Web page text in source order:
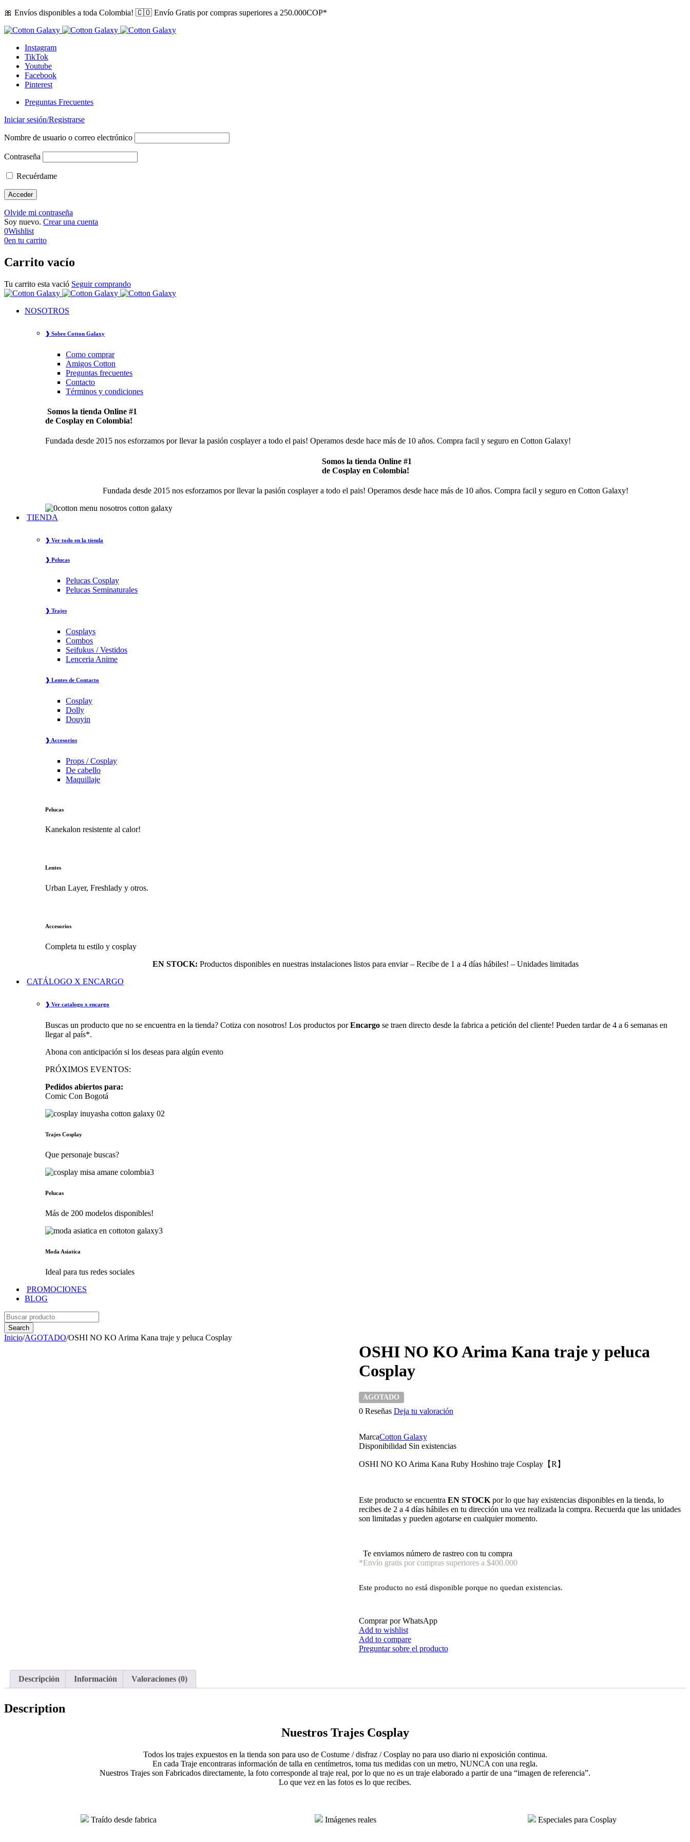
🎀 Envíos disponibles a toda Colombia! 🇨🇴 Envío Gratis por compras superiores a 250.000COP*
Instagram
TikTok
Youtube
Facebook
Pinterest
Preguntas Frecuentes
Iniciar sesión/Registrarse
Nombre de usuario o correo electrónico
Contraseña
Recuérdame
Olvide mi contraseña
Soy nuevo. Crear una cuenta
0Wishlist
0en tu carrito
Carrito vacío
Tu carrito esta vació Seguir comprando
NOSOTROS
❱ Sobre Cotton Galaxy
Como comprar
Amigos Cotton
Preguntas frecuentes
Contacto
Términos y condiciones
Somos la tienda Online #1
de Cosplay en Colombia!
Fundada desde 2015 nos esforzamos por llevar la pasión cosplayer a todo el pais! Operamos desde hace más de 10 años. Compra facil y seguro en Cotton Galaxy!
Somos la tienda Online #1
de Cosplay en Colombia!
Fundada desde 2015 nos esforzamos por llevar la pasión cosplayer a todo el pais! Operamos desde hace más de 10 años. Compra facil y seguro en Cotton Galaxy!
TIENDA
❱ Ver todo en la tienda
❱ Pelucas
Pelucas Cosplay
Pelucas Seminaturales
❱ Trajes
Cosplays
Combos
Seifukus / Vestidos
Lenceria Anime
❱ Lentes de Contacto
Cosplay
Dolly
Douyin
❱ Accesorios
Props / Cosplay
De cabello
Maquillaje
Pelucas
Kanekalon resistente al calor!
Lentes
Urban Layer, Freshlady y otros.
Accesorios
Completa tu estilo y cosplay
EN STOCK: Productos disponibles en nuestras instalaciones listos para enviar – Recibe de 1 a 4 días hábiles! – Unidades limitadas
CATÁLOGO X ENCARGO
❱ Ver catalogo x encargo
Buscas un producto que no se encuentra en la tienda? Cotiza con nosotros! Los productos porEncargo se traen directo desde la fabrica a petición del cliente! Pueden tardar de 4 a 6 semanas en
llegar al país*.
Abona con anticipación si los deseas para algún evento
PRÓXIMOS EVENTOS:
Pedidos abiertos para:
Comic Con Bogotá
Trajes Cosplay
Que personaje buscas?
Pelucas
Más de 200 modelos disponibles!
Moda Asiatica
Ideal para tus redes sociales
PROMOCIONES
BLOG
Inicio/AGOTADO/OSHI NO KO Arima Kana traje y peluca Cosplay
OSHI NO KO Arima Kana traje y peluca
Cosplay
AGOTADO
0 Reseñas Deja tu valoración
MarcaCotton Galaxy
Disponibilidad Sin existencias
OSHI NO KO Arima Kana Ruby Hoshino traje Cosplay【R】
Este producto se encuentraEN STOCKpor lo que hay existencias disponibles en la tienda, lo
recibes de 2 a 4 días hábiles en tu dirección una vez realizada la compra. Recuerda que las unidades
son limitadas y pueden agotarse en cualquier momento.
Te enviamos número de rastreo con tu compra
*Envío gratis por compras superiores a $400.000
Este producto no está disponible porque no quedan existencias.
Comprar por WhatsApp
Add to wishlist
Add to compare
Preguntar sobre el producto
Descripción Información Valoraciones (0)
Description
Nuestros Trajes Cosplay
Todos los trajes expuestos en la tienda son para uso de Costume / disfraz / Cosplay no para uso diario ni exposición continua.
En cada Traje encontraras información de talla en centímetros, toma tus medidas con un metro, NUNCA con una regla.
Nuestros Trajes son Fabricados directamente, la foto corresponde al traje real, por lo que no es un traje elaborado a partir de una “imagen de referencia”.
Lo que vez en las fotos es lo que recibes.
Traído desde fabrica Imágenes reales Especiales para Cosplay